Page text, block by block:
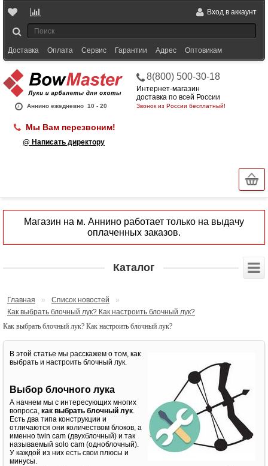
Вход в аккаунт
Доставка Оплата Сервис Гарантии Адрес Оптовикам
Аннино ежедневно 10 - 20
8(800) 500-30-18
Интернет-магазин
доставка по всей России
Звонок из России бесплатный!
Мы Вам перезвоним!
@ Написать директору
Магазин на м. Аннино работает только на выдачу
оплаченных заказов.
Каталог
Главная » Список новостей
»
Как выбрать блочный лук? Как настроить блочный лук?
Как выбрать блочный лук? Как настроить блочный лук?
В этой статье мы расскажем о том, как
выбрать и настроить блочный лук.
Выбор блочного лука
А начнем мы с интересующих многих
вопроса, как выбрать блочный лук.
Есть два типа конструкции и
отличаются они количеством блоков, а
именно twin cam (двухблочный) и так
называемый solo cam (одноблочный).
У каждой из них есть свои плюсы и
минусы.